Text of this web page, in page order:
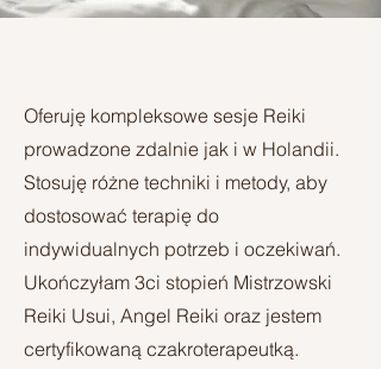
Oferuję kompleksowe sesje Reiki
prowadzone zdalnie jak i w Holandii.
Stosuję różne techniki i metody, aby
dostosować terapię do
indywidualnych potrzeb i oczekiwań.
Ukończyłam 3ci stopień Mistrzowski
Reiki Usui, Angel Reiki oraz jestem
certyfikowaną czakroterapeutką.